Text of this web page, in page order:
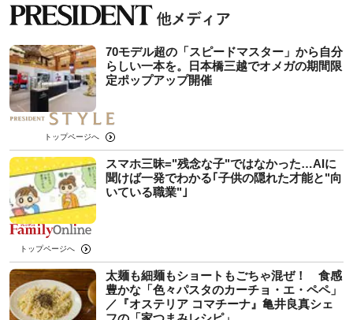
70モデル超の「スピードマスター」から自分
らしい一本を。日本橋三越でオメガの期間限
定ポップアップ開催
トップページへ
スマホ三昧="残念な子"ではなかった…AIに
聞けば一発でわかる｢子供の隠れた才能と"向
いている職業"｣
トップページへ
太麺も細麺もショートもごちゃ混ぜ！ 食感
豊かな「色々パスタのカーチョ・エ・ペペ」
／『オステリア コマチーナ』亀井良真シェ